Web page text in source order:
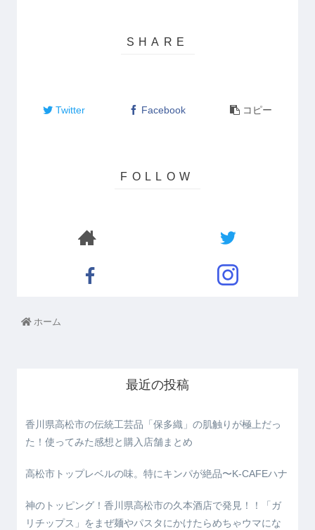
Twitter Facebook コピー
ホーム
最近の投稿
香川県高松市の伝統工芸品「保多織」の肌触りが極上だっ
た！使ってみた感想と購入店舗まとめ
高松市トップレベルの味。特にキンパが絶品〜K-CAFEハナ
神のトッピング！香川県高松市の久本酒店で発見！！「ガ
リチップス」をまぜ麺やパスタにかけたらめちゃウマにな